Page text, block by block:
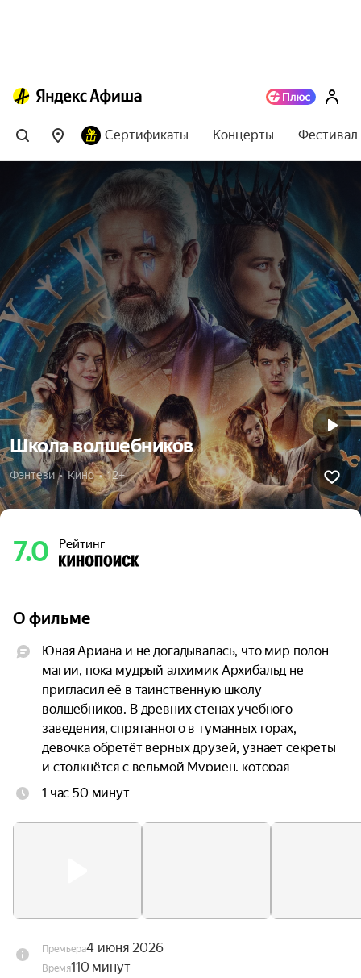
Сертификаты Концерты
Школа волшебников
Фэнтези  •  Кино  •  12+
7.0 Рейтинг
О фильме
Юная Ариана и не догадывалась, что мир полон
магии, пока мудрый алхимик Архибальд не
пригласил её в таинственную школу
волшебников. В древних стенах учебного
заведения, спрятанного в туманных горах,
девочка обретёт верных друзей, узнает секреты
и столкнётся с ведьмой Муриен, которая
охотится за магическим артефактом.
1 час 50 минут
Премьера4 июня 2026
Время110 минут